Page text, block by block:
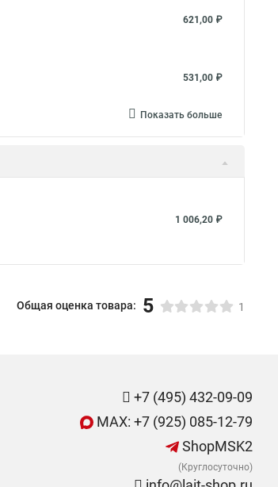
621,00 ₽
531,00 ₽
Показать больше
1 006,20 ₽
Общая оценка товара: 5 1
+7 (495) 432-09-09
MAX: +7 (925) 085-12-79
ShopMSK2
(Круглосуточно)